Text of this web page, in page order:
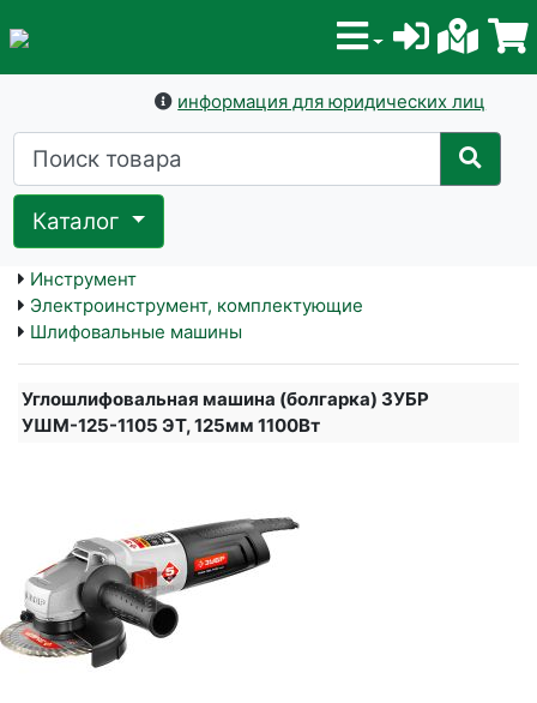
информация для юридических лиц
Каталог
Инструмент
Электроинструмент, комплектующие
Шлифовальные машины
Углошлифовальная машина (болгарка) ЗУБР
УШМ-125-1105 ЭТ, 125мм 1100Вт